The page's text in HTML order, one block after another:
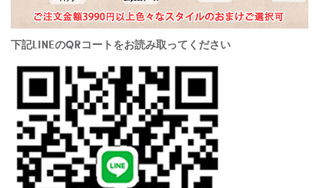
下記LINEのQRコートをお読み取ってください